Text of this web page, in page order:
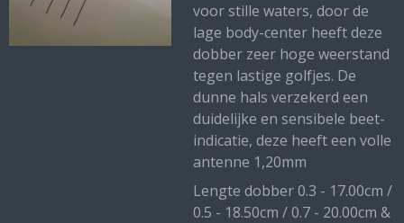
voor stille waters, door de
lage body-center heeft deze
dobber zeer hoge weerstand
tegen lastige golfjes. De
dunne hals verzekerd een
duidelijke en sensibele beet-
indicatie, deze heeft een volle
antenne 1,20mm
Lengte dobber 0.3 - 17.00cm /
0.5 - 18.50cm / 0.7 - 20.00cm &